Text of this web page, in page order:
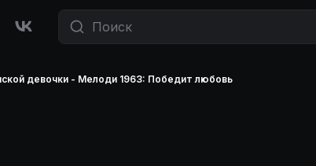
девочки - Мелоди 1963: Победит любовь